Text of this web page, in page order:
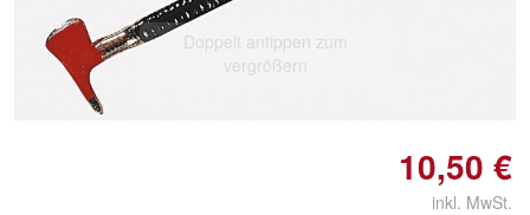
Doppelt antippen zum
vergrößern
10,50 €
inkl. MwSt.